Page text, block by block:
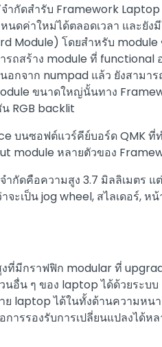
กัดสำรับ Framework Laptop
ดค่าใหม่ได้ตลอดเวลา และยัง
Module) โดยสำหรับ module
ถสร้าง module ที่ functional
กจาก numpad แล้ว ยังสามา
ขนาดใหญ่นั้นทาง
RGB backlit
บนซอฟต์แวร์คีย์บอร์ด QMK ที่
module หลายตัวของ
ดคือความสูง 3.7 มิลลิเมตร แต่
จะเป็น jog wheel, สไลเดอร์,
มีกราฟฟิก modular ที่
อื่น ๆ ของ laptop ได้ด้วยระบบ
ย laptop ได้ในทั้งด้านความหน
ารรองรับการเปลี่ยนแปลงได้ห